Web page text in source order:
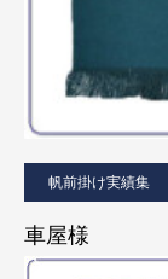
帆前掛け実績集
車屋様